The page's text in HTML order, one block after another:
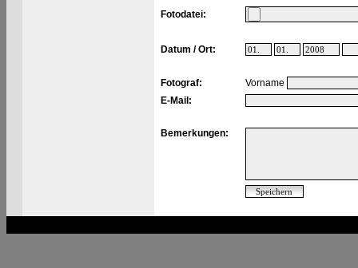
Fotodatei:
Datum / Ort:
Fotograf:
Vorname
E-Mail:
Bemerkungen: